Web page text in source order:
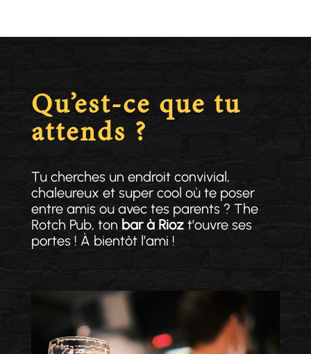
Qu’est-ce que tu
attends ?
Tu cherches un endroit convivial,
chaleureux et super cool où te poser
entre amis ou avec tes parents ? The
Rotch Pub, ton bar à Riozt’ouvre ses
portes ! À bientôt l’ami !